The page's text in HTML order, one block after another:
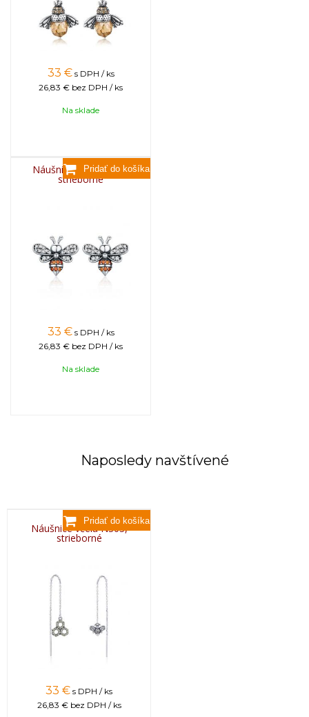
33 € s DPH / ks
26,83 € bez DPH / ks
Na sklade
Náušnice včela NS02,
strieborné
33 € s DPH / ks
26,83 € bez DPH / ks
Na sklade
Naposledy navštívené
Náušnice včela NS03,
strieborné
33 € s DPH / ks
26,83 € bez DPH / ks